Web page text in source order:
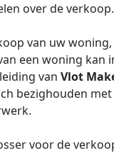
over de verkoop.
van uw
een woning kan
van Vlot
bezighouden
voor de